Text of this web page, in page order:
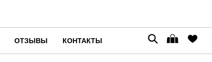
ОТЗЫВЫ КОНТАКТЫ